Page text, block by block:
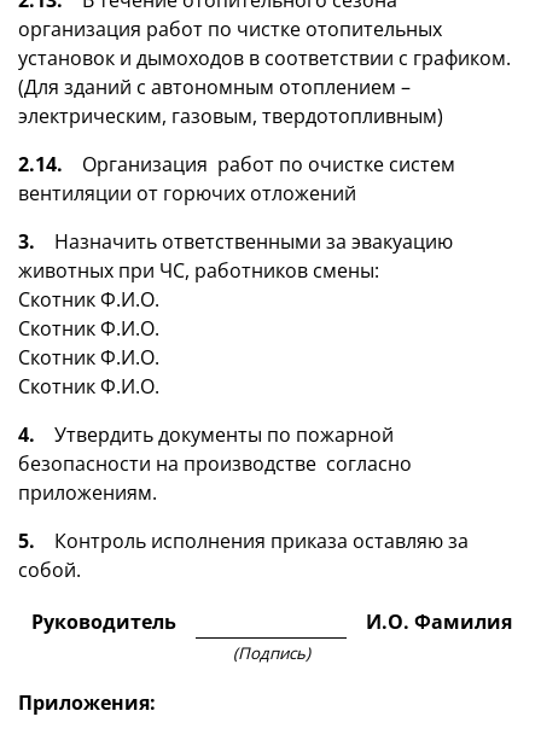
организация работ по чистке отопительных
установок и дымоходов в соответствии с графиком.
(Для зданий с автономным отоплением –
электрическим, газовым, твердотопливным)
2.14. Организация работ по очистке систем
вентиляции от горючих отложений
3. Назначить ответственными за эвакуацию
животных при ЧС, работников смены:
Скотник Ф.И.О.
Скотник Ф.И.О.
Скотник Ф.И.О.
Скотник Ф.И.О.
4. Утвердить документы по пожарной
безопасности на производстве согласно
приложениям.
5. Контроль исполнения приказа оставляю за
собой.
Руководитель
И.О. Фамилия
(Подпись)
Приложения: